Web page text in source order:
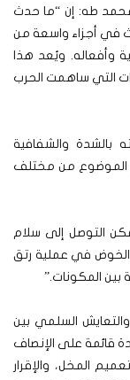
طه: إن “ما حدث
في أجزاء واسعة من
وأفعاله. ويُعد هذا
التي ساهمت الحرب
بالشدة والشفافية
الموضوع من مختلف
التوصل إلى سلام
في عملية رتق
بين المكونات.”
السلمي بين
قائمة على الإنصاف
المخل، والإقرار